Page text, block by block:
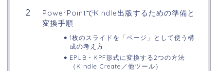
PowerPointでKindle出版するための準備と
変換手順
1枚のスライドを「ページ」として使う構
成の考え方
EPUB・KPF形式に変換する2つの方法
（Kindle Create／他ツール）